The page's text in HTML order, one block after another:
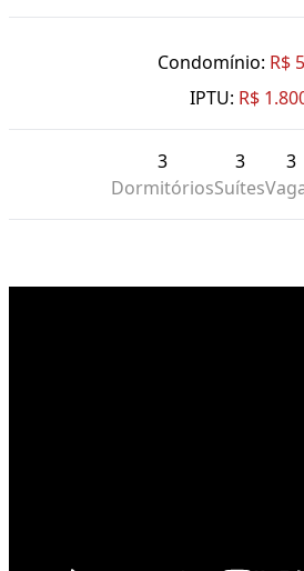
Condomínio: R$
IPTU: R$
3
Dormitórios
3
Suítes
3